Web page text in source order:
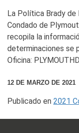
La Política Brady
Condado de
recopila la
determinaciones se
Oficina:
12 DE MARZO DE 2021
Publicado en 2021